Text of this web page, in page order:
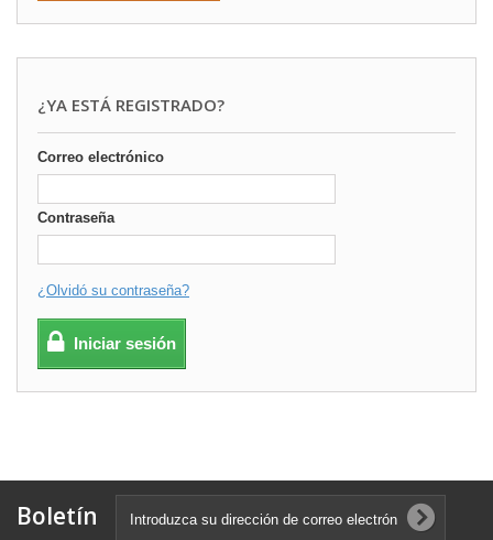
¿YA ESTÁ REGISTRADO?
Correo electrónico
Contraseña
¿Olvidó su contraseña?
Iniciar sesión
Boletín